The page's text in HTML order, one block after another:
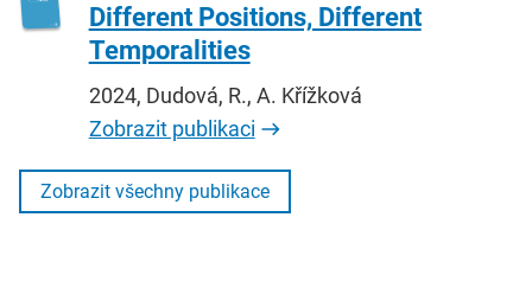
Different Positions, Different
Temporalities
2024, Dudová, R., A. Křížková
Zobrazit publikaci
Zobrazit všechny publikace